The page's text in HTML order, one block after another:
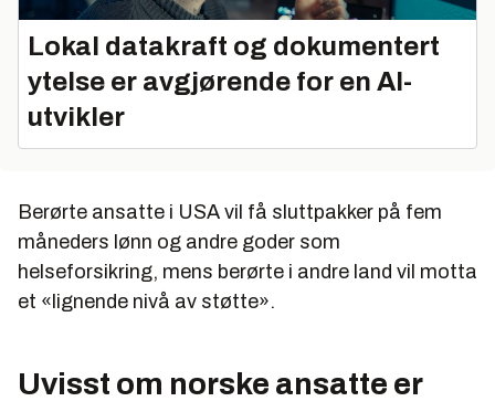
Lokal datakraft og dokumentert
ytelse er avgjørende for en AI-
utvikler
Berørte ansatte i USA vil få sluttpakker på fem
måneders lønn og andre goder som
helseforsikring, mens berørte i andre land vil motta
et «lignende nivå av støtte».
Uvisst om norske ansatte er